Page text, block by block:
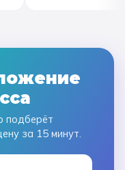
которая
облегчением!
прощаемся!
подберёт
за 15 минут.